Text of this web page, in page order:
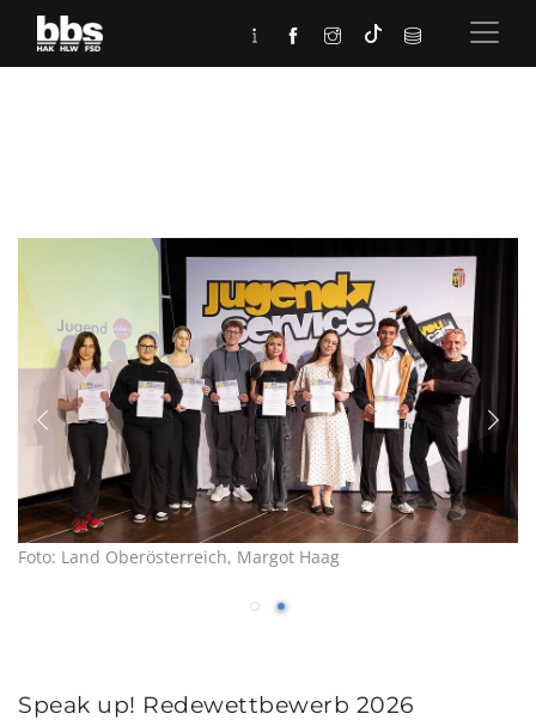
Foto: Land Oberösterreich, Margot Haag
Speak up! Redewettbewerb 2026